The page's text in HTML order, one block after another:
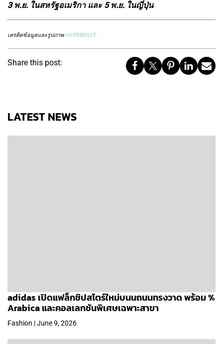
3 พ.ย. ในสหรัฐอเมริกา และ 5 พ.ย. ในญี่ปุ่น
เครดิตข้อมูลและรูปภาพ HYPEBEAST
Share this post:
LATEST NEWS
adidas เปิดแฟล็กชิปสโตร์ใหม่บนนถนนทรงวาด พร้อม %
Arabica และคอลเลกชันพิเศษเฉพาะสาขา
Fashion | June 9, 2026